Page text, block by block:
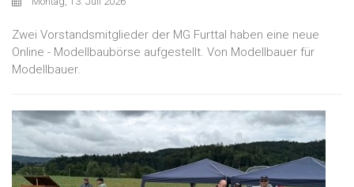
Zwei Vorstandsmitglieder der MG Furttal haben eine neue
Online - Modellbaubörse aufgestellt. Von Modellbauer für
Modellbauer.